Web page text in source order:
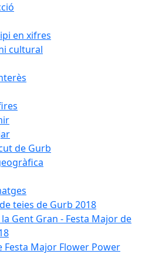
en xifres
cultural
de Gurb
teies de Gurb 2018
la Gent Gran - Festa Major de
Festa Major Flower Power